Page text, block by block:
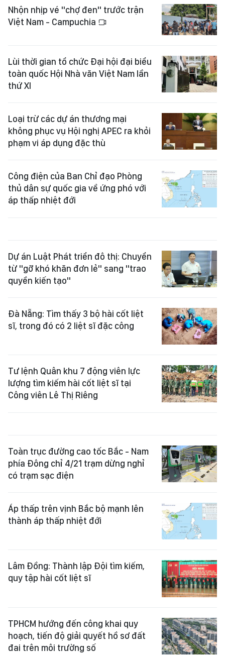
Nhộn nhịp vé "chợ đen" trước trận
Việt Nam - Campuchia
Lùi thời gian tổ chức Đại hội đại biểu
toàn quốc Hội Nhà văn Việt Nam lần
thứ XI
Loại trừ các dự án thương mại
không phục vụ Hội nghị APEC ra khỏi
phạm vi áp dụng đặc thù
Công điện của Ban Chỉ đạo Phòng
thủ dân sự quốc gia về ứng phó với
áp thấp nhiệt đới
Dự án Luật Phát triển đô thị: Chuyển
từ "gỡ khó khăn đơn lẻ" sang "trao
quyền kiến tạo"
Đà Nẵng: Tìm thấy 3 bộ hài cốt liệt
sĩ, trong đó có 2 liệt sĩ đặc công
Tư lệnh Quân khu 7 động viên lực
lượng tìm kiếm hài cốt liệt sĩ tại
Công viên Lê Thị Riêng
Toàn trục đường cao tốc Bắc - Nam
phía Đông chỉ 4/21 trạm dừng nghỉ
có trạm sạc điện
Áp thấp trên vịnh Bắc bộ mạnh lên
thành áp thấp nhiệt đới
Lâm Đồng: Thành lập Đội tìm kiếm,
quy tập hài cốt liệt sĩ
TPHCM hướng đến công khai quy
hoạch, tiến độ giải quyết hồ sơ đất
đai trên môi trường số